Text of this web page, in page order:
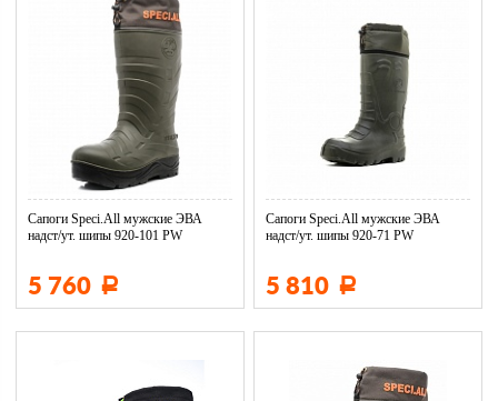
Сапоги Speci.All мужские ЭВА
надст/ут. шипы 920-101 PW
5 760 Р
Сапоги Speci.All мужские ЭВА
надст/ут. шипы 920-71 PW
5 810 Р